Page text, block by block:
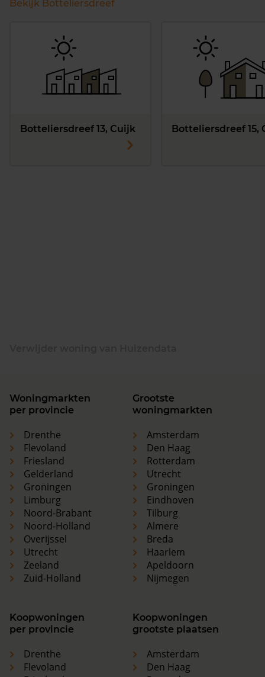
Bekijk Botteliersdreef
Botteliersdreef 13, Cuijk Botteliersdreef 15,
Woningmarkten
per provincie
Drenthe
Flevoland
Friesland
Gelderland
Groningen
Limburg
Noord-Brabant
Noord-Holland
Overijssel
Utrecht
Zeeland
Zuid-Holland
Grootste
woningmarkten
Amsterdam
Den Haag
Rotterdam
Utrecht
Groningen
Eindhoven
Tilburg
Almere
Breda
Haarlem
Apeldoorn
Nijmegen
Koopwoningen
per provincie
Drenthe
Flevoland
Koopwoningen
grootste plaatsen
Amsterdam
Den Haag